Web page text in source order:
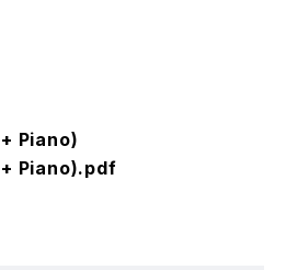
Piano)
Piano).pdf